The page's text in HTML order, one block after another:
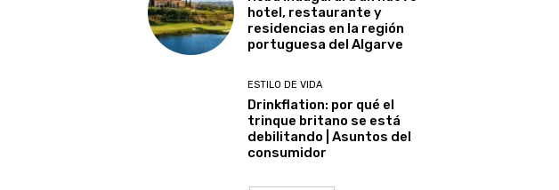
hotel, restaurante y
residencias en la región
portuguesa del Algarve
ESTILO DE VIDA
Drinkflation: por qué el
trinque britano se está
debilitando | Asuntos del
consumidor